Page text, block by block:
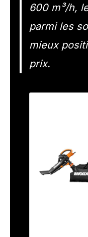
600 m³/h,
parmi les
mieux
prix.